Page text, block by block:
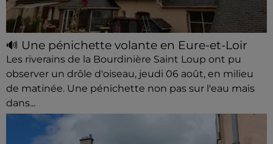
🔊 Une pénichette volante en Eure-et-Loir
Les riverains de la Bourdinière Saint Loup ont pu
observer un drôle d'oiseau, jeudi 06 août, en milieu
de matinée. Une pénichette non pas sur l'eau mais
dans...